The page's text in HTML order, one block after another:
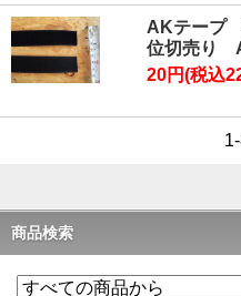
AKテー
位切売り
20円(税込
商品検索